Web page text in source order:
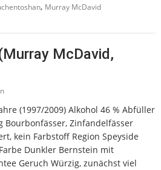
, Murray McDavid
McDavid,
(1997/2009) Alkohol 46 % Abfüller
Bourbonfässer, Zinfandelfässer
kein Farbstoff Region Speyside
Dunkler Bernstein mit
Geruch Würzig, zunächst viel